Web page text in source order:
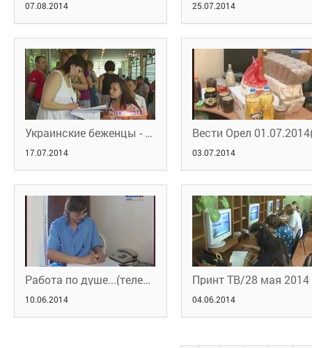
07.08.2014 25.07.2014
Украинские беженцы - сюжет ТВЦ
17.07.2014 03.07.2014
Работа по душе...(телесюжет ОГТРК от 25.06.2014 г.)
10.06.2014 04.06.2014